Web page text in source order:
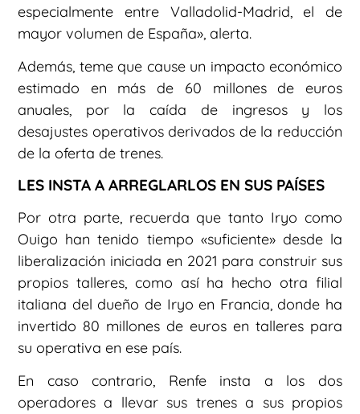
especialmente entre Valladolid-Madrid, el de
mayor volumen de España», alerta.
Además, teme que cause un impacto económico
estimado en más de 60 millones de euros
anuales, por la caída de ingresos y los
desajustes operativos derivados de la reducción
de la oferta de trenes.
LES INSTA A ARREGLARLOS EN SUS PAÍSES
Por otra parte, recuerda que tanto Iryo como
Ouigo han tenido tiempo «suficiente» desde la
liberalización iniciada en 2021 para construir sus
propios talleres, como así ha hecho otra filial
italiana del dueño de Iryo en Francia, donde ha
invertido 80 millones de euros en talleres para
su operativa en ese país.
En caso contrario, Renfe insta a los dos
operadores a llevar sus trenes a sus propios